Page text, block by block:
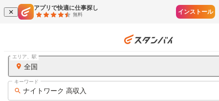
アプリで快適に仕事探し
無料 インストール
全国
エリア、駅
ナイトワーク 高収入
キーワード